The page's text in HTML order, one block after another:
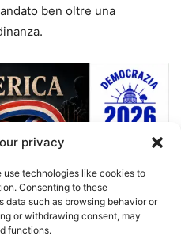
privacy
use technologies like cookies to
Consenting to these
data such as browsing behavior or
or withdrawing consent, may
functions.
ben oltre una